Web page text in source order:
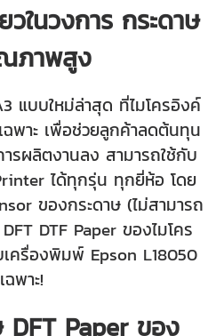
วในวงการ กระดาษ
ภาพสูง
แบบใหม่ล่าสุด ที่ไมโครอิงค์
ฉพาะ เพื่อช่วยลูกค้าลดต้นทุน
ผลิตงานลง สามารถใช้กับ
ได้ทุกรุ่น ทุกยี่ห้อ โดย
ของกระดาษ (ไม่สามารถ
DTF Paper ของไมโคร
ครื่องพิมพ์ Epson L18050
ฉพาะ!
Paper ของ